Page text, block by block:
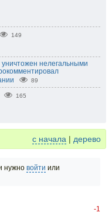
149
нелегальными
89
165
с начала | дерево
нужно войти или
-1